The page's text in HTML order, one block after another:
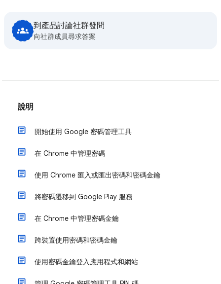
到產品討論社群發問
向社群成員尋求答案
說明
開始使用 Google 密碼管理工具
在 Chrome 中管理密碼
使用 Chrome 匯入或匯出密碼和密碼金鑰
將密碼遷移到 Google Play 服務
在 Chrome 中管理密碼金鑰
跨裝置使用密碼和密碼金鑰
使用密碼金鑰登入應用程式和網站